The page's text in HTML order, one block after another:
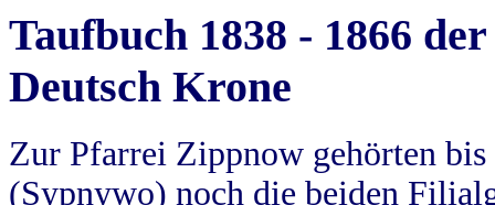
Taufbuch 1838 - 1866
Deutsch Krone
Zur Pfarrei Zippnow gehörten
(Sypnywo) noch die beiden